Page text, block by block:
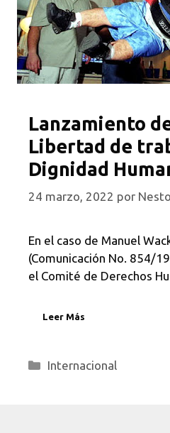
Lanzamiento
Libertad de
Dignidad
24 marzo, 2022 por
En el caso de Manuel
(Comunicación No. 854/
el Comité de Derechos
Leer Más
Categorías
Internacional